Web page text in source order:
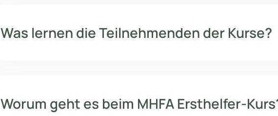
Was lernen die Teilnehmenden der Kurse?
Worum geht es beim MHFA Ersthelfer-